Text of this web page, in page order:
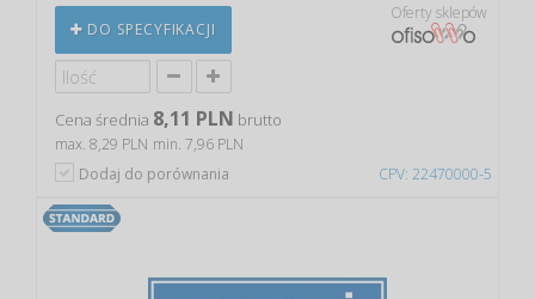
CPV: 22470000-5
DO SPECYFIKACJI
Oferty sklepów
Cena średnia 8,11 PLN brutto
max. 8,29 PLN min. 7,96 PLN
Dodaj do porównania